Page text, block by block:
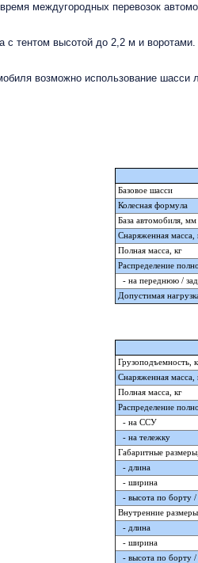
междугородных перевозок
с тентом высотой до 2,2 м и воротами.
возможно использование шасси
Базовое шасси
Колесная формула
База автомобиля, мм
Снаряженная масса,
Полная масса, кг
Распределение
- на переднюю /
Допустимая
Грузоподъемность,
Снаряженная масса,
Полная масса, кг
Распределение
- на ССУ
- на тележку
Габаритные
- длина
- ширина
- высота по борту /
Внутренние
- длина
- ширина
- высота по борту /